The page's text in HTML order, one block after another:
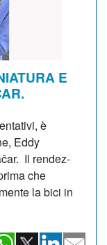
E
è
Eddy
Il rendez-
che
la bici in